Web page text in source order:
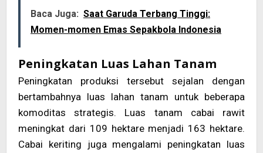
Baca Juga: Saat Garuda Terbang Tinggi:
Momen-momen Emas Sepakbola Indonesia
Peningkatan Luas Lahan Tanam
Peningkatan produksi tersebut sejalan dengan
bertambahnya luas lahan tanam untuk beberapa
komoditas strategis. Luas tanam cabai rawit
meningkat dari 109 hektare menjadi 163 hektare.
Cabai keriting juga mengalami peningkatan luas